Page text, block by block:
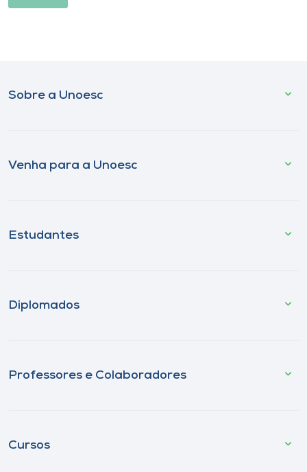
Sobre a Unoesc
Venha para a Unoesc
Estudantes
Diplomados
Professores e Colaboradores
Cursos